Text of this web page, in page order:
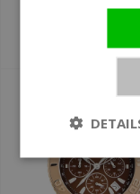
42 mm
€449